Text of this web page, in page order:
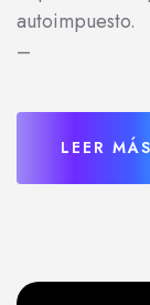
autoimpuesto.
–
LEER MÁS